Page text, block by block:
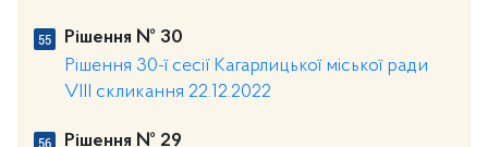
Рішення № 30
Рішення 30-ї сесії Кагарлицької міської ради
VIII скликання 22.12.2022
Рішення № 29